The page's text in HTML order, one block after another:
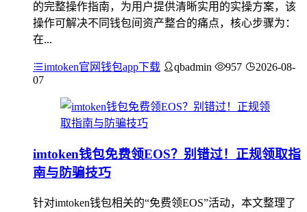
的完整操作指南，为用户提供清晰实用的实操方案，该
操作可解决不同钱包间资产整合的痛点，核心步骤为：
在...
imtoken官网钱包app下载 qbadmin 957
2026-08-
07
imtoken钱包免费领EOS？别错过！正规领取指
南与防骗技巧
针对imtoken钱包相关的“免费领EOS”活动，本文整理了